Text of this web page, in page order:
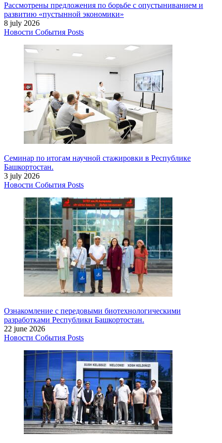
Рассмотрены предложения по борьбе с опустыниванием и
развитию «пустынной экономики»
8 july 2026
Новости События Posts
Семинар по итогам научной стажировки в Республике
Башкортостан.
3 july 2026
Новости События Posts
Ознакомление с передовыми биотехнологическими
разработками Республики Башкортостан.
22 june 2026
Новости События Posts